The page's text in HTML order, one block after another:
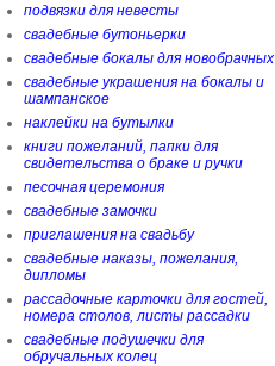
подвязки для невесты
свадебные бутоньерки
свадебные бокалы для новобрачных
свадебные украшения на бокалы и
шампанское
наклейки на бутылки
книги пожеланий, папки для
свидетельства о браке и ручки
песочная церемония
свадебные замочки
приглашения на свадьбу
свадебные наказы, пожелания,
дипломы
рассадочные карточки для гостей,
номера столов, листы рассадки
свадебные подушечки для
обручальных колец